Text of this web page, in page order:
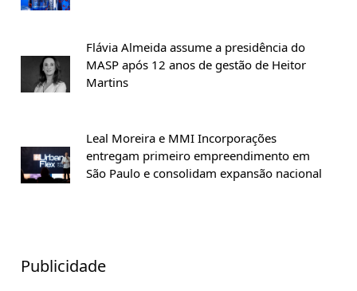
Flávia Almeida assume a presidência do
MASP após 12 anos de gestão de Heitor
Martins
Leal Moreira e MMI Incorporações
entregam primeiro empreendimento em
São Paulo e consolidam expansão nacional
Publicidade